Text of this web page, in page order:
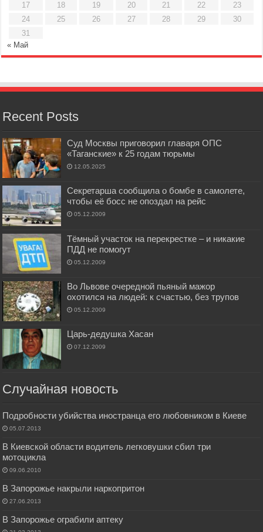
17
18 19 20 21 22
23
24
25 26 27 28 29
30
31
« Май
Recent Posts
Суд Москвы приговорил главаря ОПС
«Таганские» к 25 годам тюрьмы
12.05.2025
Секретарша сообщила о бомбе в самолете,
чтобы её босс не опоздал на рейс
05.12.2009
Тёмный участок на перекрестке – и никакие
ПДД не помогут
05.12.2009
Во Львове очередной пьяный мажор
охотился на людей: к счастью, без трупов
05.12.2009
Царь-дедушка Хасан
07.12.2009
Случайная новость
Подробности убийства иностранца его любовником в Киеве
05.07.2013
В Киевской области водитель легковушки сбил три
мотоцикла
09.06.2010
В Запорожье накрыли наркопритон
27.06.2013
В Запорожье ограбили аптеку